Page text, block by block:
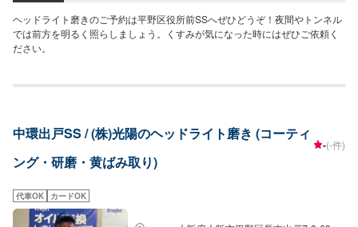
ヘッドライト磨きのご予約は平野区役所前SSへぜひどうぞ！夜間やトンネル
では前方を明るく照らしましょう。くすみが気になった時にはぜひご依頼く
ださい。
中環出戸SS / (株)光陽のヘッドライト磨き (コーティ
ング・研磨・黄ばみ取り)
-(-件)
代車OK カードOK